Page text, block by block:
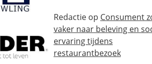
Redactieop Consument
vaker naar beleving en
ervaring tijdens
restaurantbezoek